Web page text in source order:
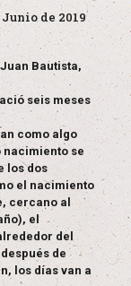
de 2019
Bautista,
seis meses
como algo
nacimiento se
los dos
el nacimiento
cercano al
el
del
de
los días van a